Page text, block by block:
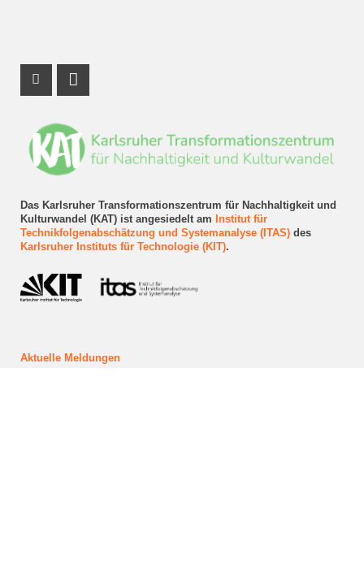
Das Karlsruher Transformationszentrum für Nachhaltigkeit und
Kulturwandel (KAT) ist angesiedelt am
Institut für
Technikfolgenabschätzung und Systemanalyse (ITAS)des
Karlsruher Instituts für Technologie (KIT).
Aktuelle Meldungen
Instagram Profil
LinkedIn Profil